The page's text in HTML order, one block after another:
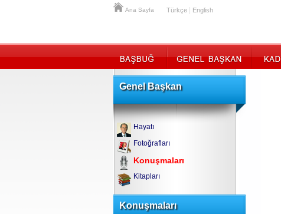
Ana Sayfa Türkçe English
Genel Başkan
Hayatı
Fotoğrafları
Konuşmaları
Kitapları
Konuşmaları